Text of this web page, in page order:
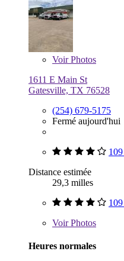
VoirPhotos
1611 E Main St
Gatesville, TX 76528
(254) 679-5175
Fermé aujourd'hui
Distance estimée
29,3 milles
VoirPhotos
Heures normales